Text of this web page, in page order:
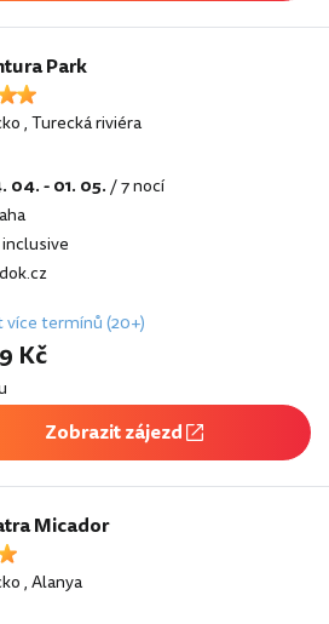
Park
,Turecká riviéra
04. - 01. 05./ 7 nocí
více termínů (20+)
Kč
Zobrazit zájezd
Micador
,Alanya